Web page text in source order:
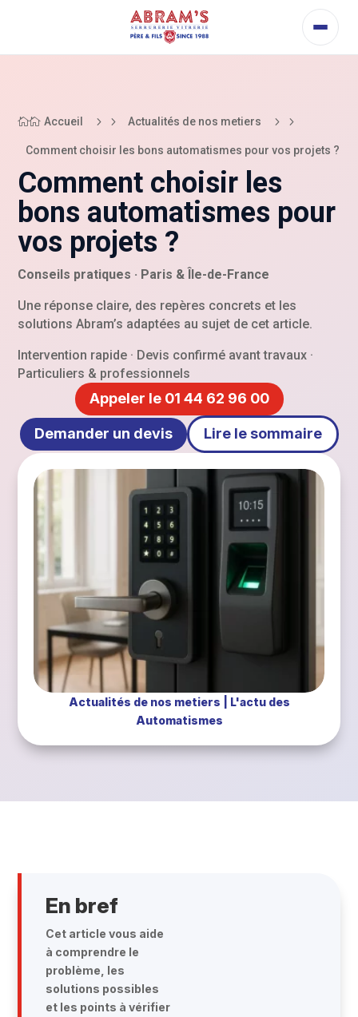
 Accueil 5 Actualités de nos metiers 5
Comment choisir les bons automatismes pour vos projets ?
Comment choisir les
bons automatismes pour
vos projets ?
Conseils pratiques · Paris & Île-de-France
Une réponse claire, des repères concrets et les
solutions Abram’s adaptées au sujet de cet article.
Intervention rapide · Devis confirmé avant travaux ·
Particuliers & professionnels
Appeler le 01 44 62 96 00
Demander un devis Lire le sommaire
Actualités de nos metiers
L'actu des
Automatismes
En bref
Cet article vous aide
à comprendre le
problème, les
solutions possibles
et les points à vérifier